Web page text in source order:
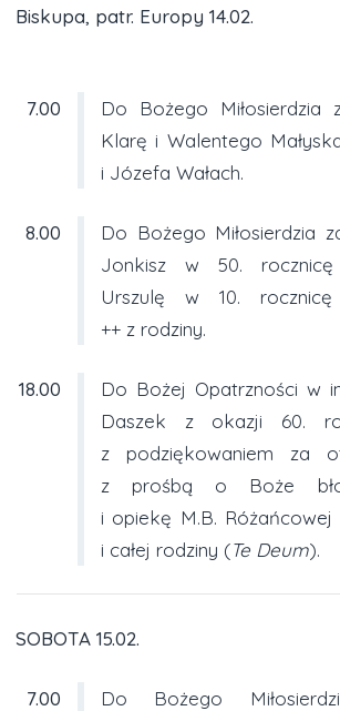
Biskupa, patr. Europy 14.02.
7.00
Do Bożego Miłosierdzia
Klarę i Walentego
i Józefa Wałach.
8.00
Do Bożego Miłosierdzia
Jonkisz w 50. rocznicę
Urszulę w 10.
++ z rodziny.
18.00
Do Bożej Opatrzności w
Daszek z okazji 60.
z podziękowaniem za
z prośbą o Boże
i opiekę M.B. Różańcowej
i całej rodziny (Te Deum).
SOBOTA 15.02.
7.00 Do Bożego